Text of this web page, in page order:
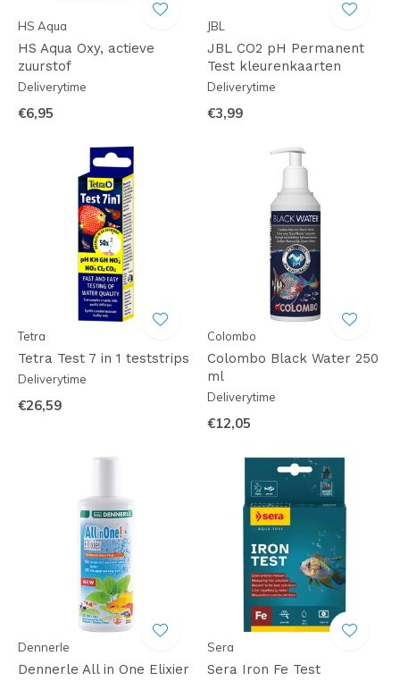
HS Aqua
HS Aqua Oxy, actieve
zuurstof
Deliverytime
€6,95
JBL
JBL CO2 pH Permanent
Test kleurenkaarten
Deliverytime
€3,99
Tetra
Tetra Test 7 in 1 teststrips
Deliverytime
€26,59
Colombo
Colombo Black Water 250
ml
Deliverytime
€12,05
Dennerle
Dennerle All in One Elixier
Sera
Sera Iron Fe Test